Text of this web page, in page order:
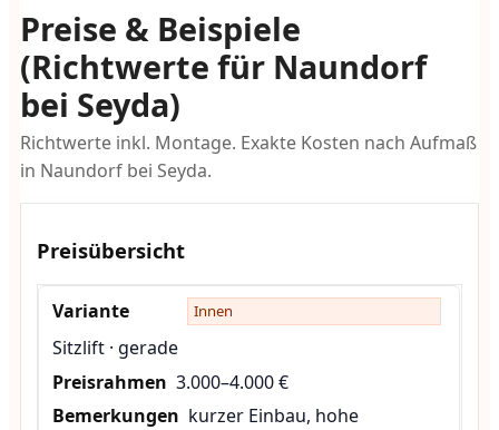
Preise & Beispiele
(Richtwerte für Naundorf
bei Seyda)
Richtwerte inkl. Montage. Exakte Kosten nach Aufmaß
in Naundorf bei Seyda.
Preisübersicht
Innen
Sitzlift · gerade
3.000–4.000 €
kurzer Einbau, hohe